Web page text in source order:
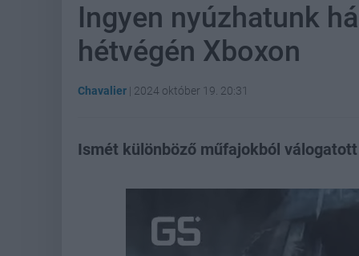
Ingyen nyúzhatunk
hétvégén Xboxon
Chavalier | 2024 október 19. 20:31
Ismét különböző műfajokból